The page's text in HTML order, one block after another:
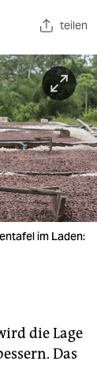
teilen
im Laden:
die Lage
Das